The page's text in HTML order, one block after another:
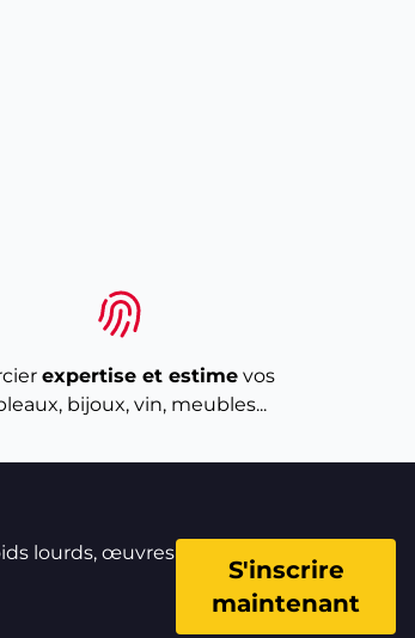
expertise et estime vos
bijoux, vin, meubles...
lourds, œuvres
S'inscrire
maintenant